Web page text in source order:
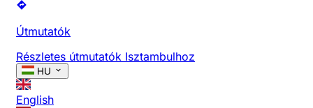
Útmutatók
Részletes útmutatók Isztambulhoz
HU
English